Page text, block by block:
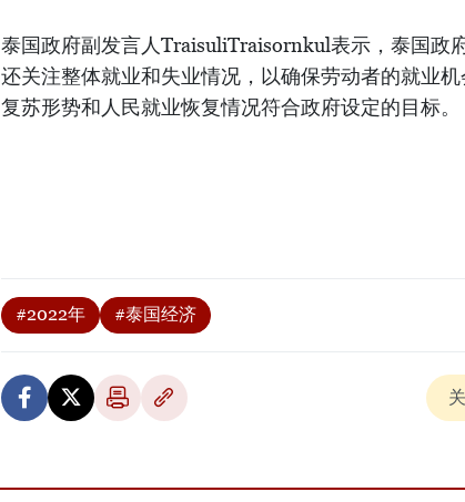
泰国政府副发言人TraisuliTraisornkul表示，泰国政
还关注整体就业和失业情况，以确保劳动者的就业
复苏形势和人民就业恢复情况符合政府设定的目标。
#2022年 #泰国经济